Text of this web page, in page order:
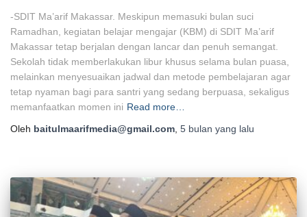
-SDIT Ma’arif Makassar. Meskipun memasuki bulan suci
Ramadhan, kegiatan belajar mengajar (KBM) di SDIT Ma’arif
Makassar tetap berjalan dengan lancar dan penuh semangat.
Sekolah tidak memberlakukan libur khusus selama bulan puasa,
melainkan menyesuaikan jadwal dan metode pembelajaran agar
tetap nyaman bagi para santri yang sedang berpuasa, sekaligus
memanfaatkan momen ini Read more…
Oleh baitulmaarifmedia@gmail.com 5 bulan yang lalu